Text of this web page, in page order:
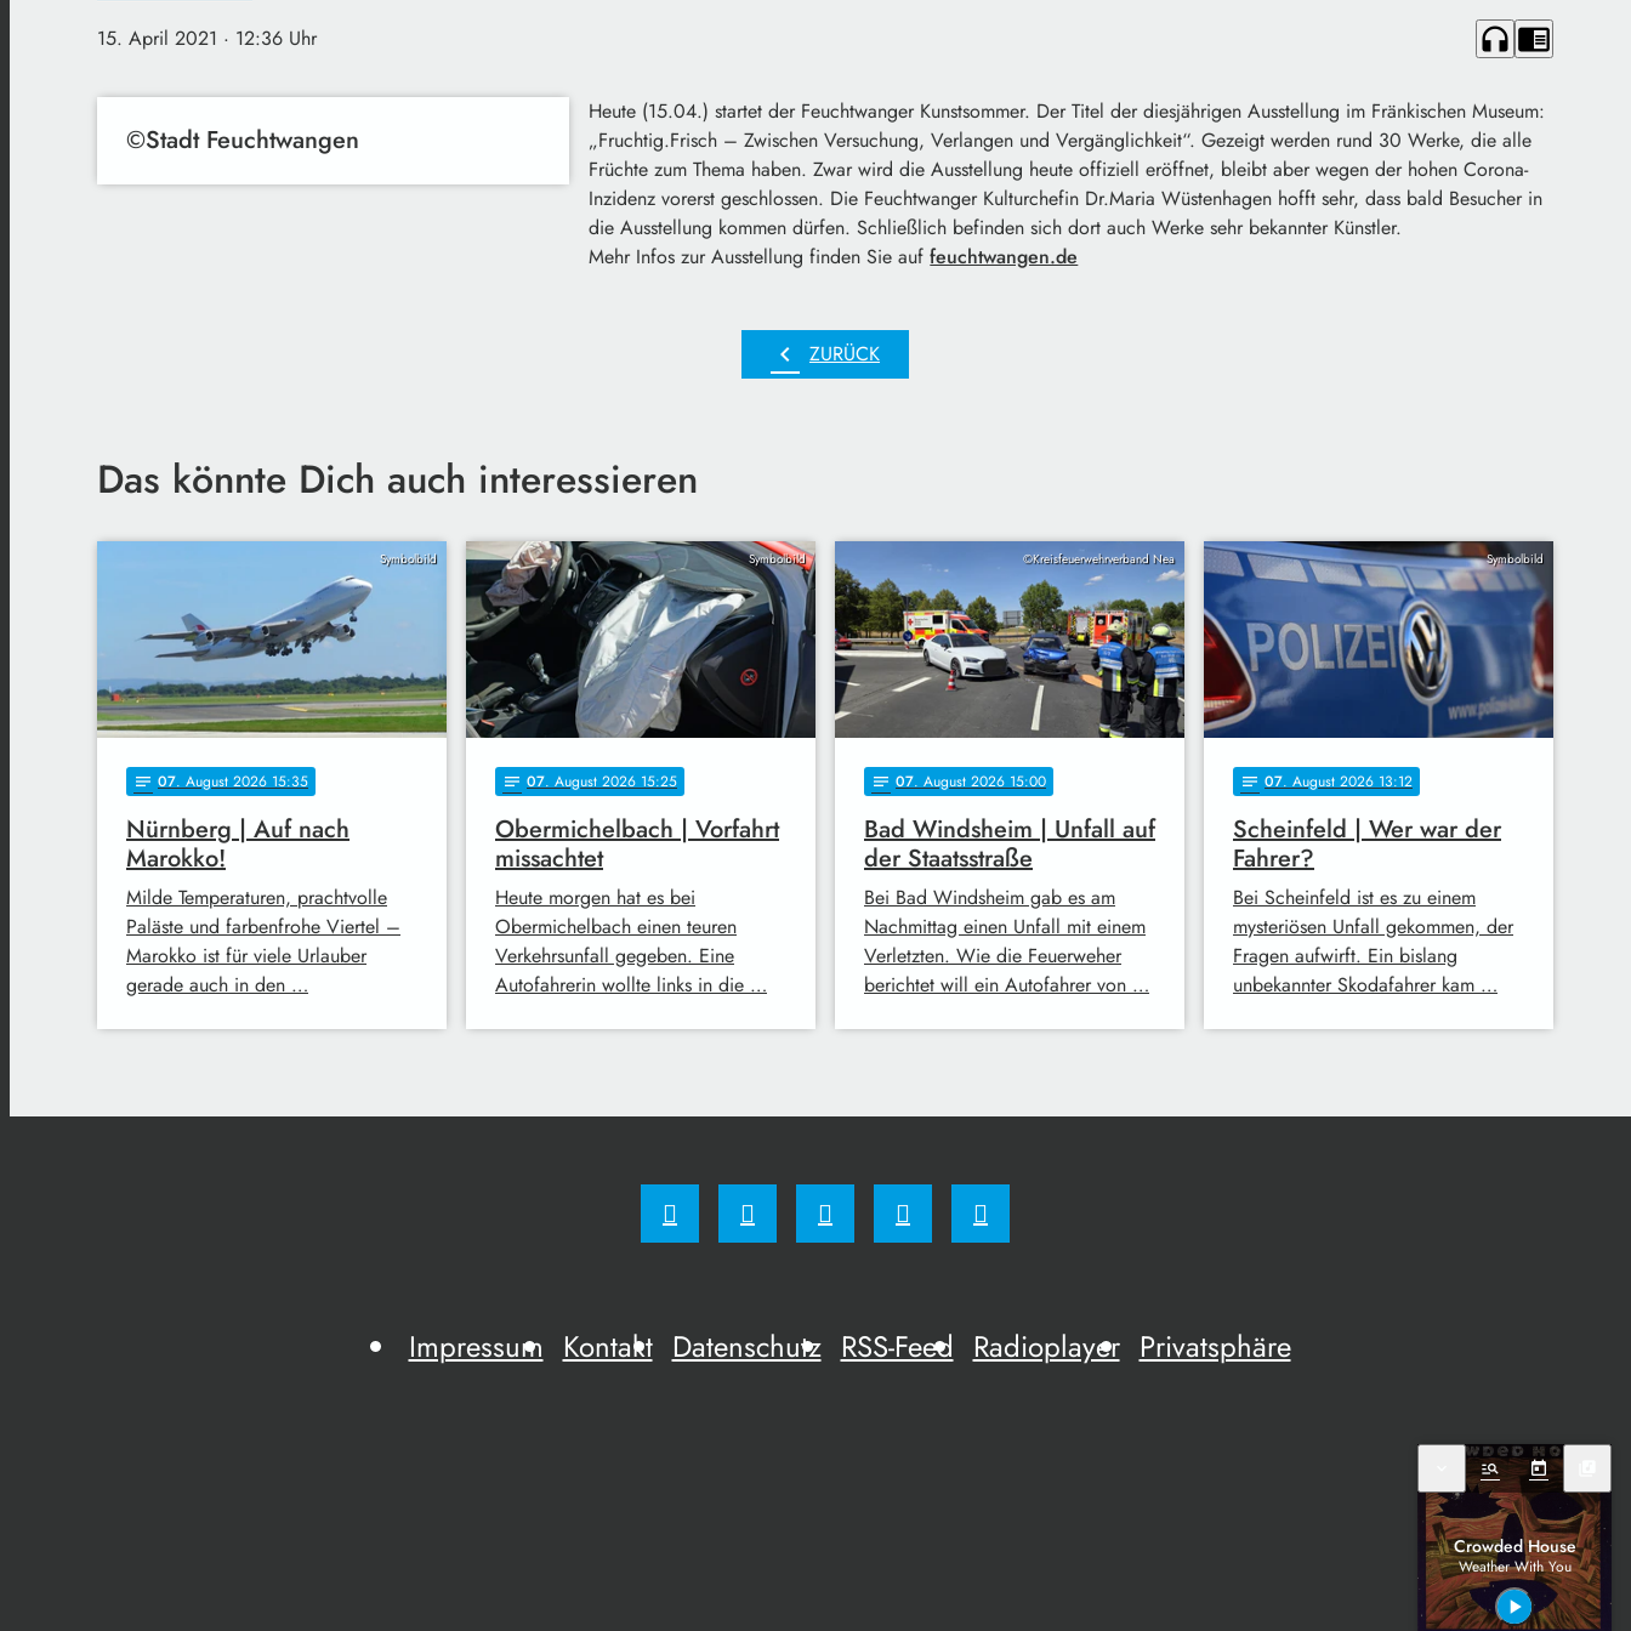
15. April 2021 · 12:36 Uhr headphones chrome_reader_mode
©Stadt Feuchtwangen
Heute (15.04.) startet der Feuchtwanger Kunstsommer. Der Titel der diesjährigen Ausstellung im Fränkischen Museum:
„Fruchtig.Frisch – Zwischen Versuchung, Verlangen und Vergänglichkeit“. Gezeigt werden rund 30 Werke, die alle
Früchte zum Thema haben. Zwar wird die Ausstellung heute offiziell eröffnet, bleibt aber wegen der hohen Corona-
Inzidenz vorerst geschlossen. Die Feuchtwanger Kulturchefin Dr.Maria Wüstenhagen hofft sehr, dass bald Besucher in
die Ausstellung kommen dürfen. Schließlich befinden sich dort auch Werke sehr bekannter Künstler.
Mehr Infos zur Ausstellung finden Sie auffeuchtwangen.de
chevron_left ZURÜCK
Das könnte Dich auch interessieren
Symbolbild
notes 07. August 2026 15:35
Nürnberg | Auf nach
Marokko!
Milde Temperaturen, prachtvolle
Paläste und farbenfrohe Viertel –
Marokko ist für viele Urlauber
gerade auch in den …
Symbolbild
notes 07. August 2026 15:25
Obermichelbach | Vorfahrt
missachtet
Heute morgen hat es bei
Obermichelbach einen teuren
Verkehrsunfall gegeben. Eine
Autofahrerin wollte links in die …
©Kreisfeuerwehrverband Nea
notes 07. August 2026 15:00
Bad Windsheim | Unfall auf
der Staatsstraße
Bei Bad Windsheim gab es am
Nachmittag einen Unfall mit einem
Verletzten. Wie die Feuerweher
berichtet will ein Autofahrer von …
Symbolbild
notes 07. August 2026 13:12
Scheinfeld | Wer war der
Fahrer?
Bei Scheinfeld ist es zu einem
mysteriösen Unfall gekommen, der
Fragen aufwirft. Ein bislang
unbekannter Skodafahrer kam …
Impressum Kontakt Datenschutz RSS-Feed Radioplayer Privatsphäre
manage_search today
Crowded House
Weather With You
play_arrow